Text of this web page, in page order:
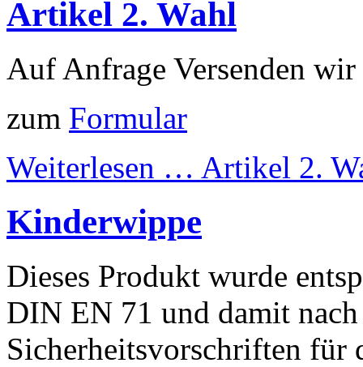
Artikel 2. Wahl
Auf Anfrage Versenden
zum Formular
Weiterlesen … Artikel 2.
Kinderwippe
Dieses Produkt wurde
DIN EN 71 und damit
Sicherheitsvorschriften für